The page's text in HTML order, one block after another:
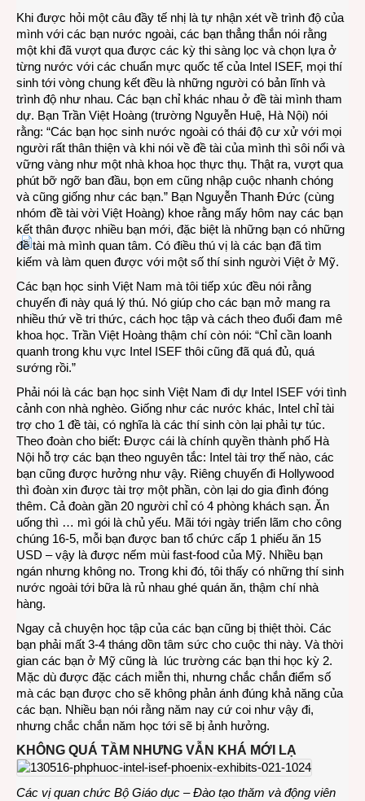
Khi được hỏi một câu đầy tế nhị là tự nhận xét về trình độ của
mình với các bạn nước ngoài, các bạn thẳng thắn nói rằng
một khi đã vượt qua được các kỳ thi sàng lọc và chọn lựa ở
từng nước với các chuẩn mực quốc tế của Intel ISEF, mọi thí
sinh tới vòng chung kết đều là những người có bản lĩnh và
trình độ như nhau. Các bạn chỉ khác nhau ở đề tài mình tham
dự. Bạn Trần Việt Hoàng (trường Nguyễn Huệ, Hà Nội) nói
rằng: “Các bạn học sinh nước ngoài có thái độ cư xử với mọi
người rất thân thiện và khi nói về đề tài của mình thì sôi nổi và
vững vàng như một nhà khoa học thực thụ. Thật ra, vượt qua
phút bỡ ngỡ ban đầu, bọn em cũng nhập cuộc nhanh chóng
và cũng giống như các bạn.” Bạn Nguyễn Thanh Đức (cùng
nhóm đề tài vời Việt Hoàng) khoe rằng mấy hôm nay các bạn
kết thân được nhiều bạn mới, đặc biệt là những bạn có những
đề tài mà mình quan tâm. Có điều thú vị là các bạn đã tìm
kiếm và làm quen được với một số thí sinh người Việt ở Mỹ.
Các bạn học sinh Việt Nam mà tôi tiếp xúc đều nói rằng
chuyến đi này quá lý thú. Nó giúp cho các bạn mở mang ra
nhiều thứ về tri thức, cách học tập và cách theo đuổi đam mê
khoa học. Trần Việt Hoàng thậm chí còn nói: “Chỉ cần loanh
quanh trong khu vực Intel ISEF thôi cũng đã quá đủ, quá
sướng rồi.”
Phải nói là các bạn học sinh Việt Nam đi dự Intel ISEF với tình
cảnh con nhà nghèo. Giống như các nước khác, Intel chỉ tài
trợ cho 1 đề tài, có nghĩa là các thí sinh còn lại phải tự túc.
Theo đoàn cho biết: Được cái là chính quyền thành phố Hà
Nội hỗ trợ các bạn theo nguyên tắc: Intel tài trợ thế nào, các
bạn cũng được hưởng như vậy. Riêng chuyến đi Hollywood
thì đoàn xin được tài trợ một phần, còn lại do gia đình đóng
thêm. Cả đoàn gần 20 người chỉ có 4 phòng khách sạn. Ăn
uống thì … mì gói là chủ yếu. Mãi tới ngày triển lãm cho công
chúng 16-5, mỗi bạn được ban tổ chức cấp 1 phiếu ăn 15
USD – vậy là được nếm mùi fast-food của Mỹ. Nhiều bạn
ngán nhưng không no. Trong khi đó, tôi thấy có những thí sinh
nước ngoài tới bữa là rủ nhau ghé quán ăn, thậm chí nhà
hàng.
Ngay cả chuyện học tập của các bạn cũng bị thiệt thòi. Các
bạn phải mất 3-4 tháng dồn tâm sức cho cuộc thi này. Và thời
gian các bạn ở Mỹ cũng là lúc trường các bạn thi học kỳ 2.
Mặc dù được đặc cách miễn thi, nhưng chắc chắn điểm số
mà các bạn được cho sẽ không phản ánh đúng khả năng của
các bạn. Nhiều bạn nói rằng năm nay cứ coi như vậy đi,
nhưng chắc chắn năm học tới sẽ bị ảnh hưởng.
KHÔNG QUÁ TẦM NHƯNG VẪN KHÁ MỚI LẠ
Các vị quan chức Bộ Giáo dục – Đào tạo thăm và động viên